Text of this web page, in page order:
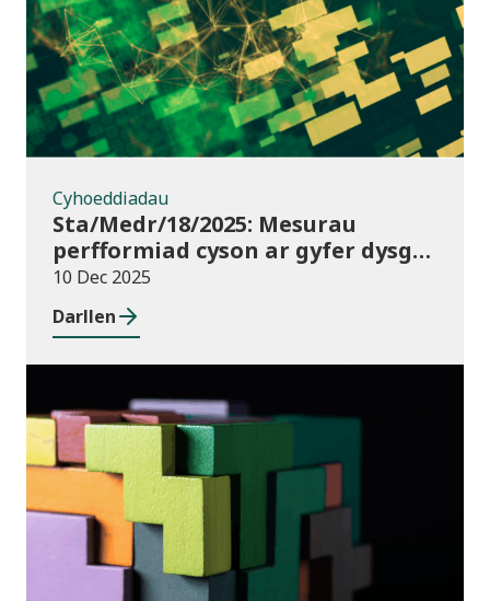
Cyhoeddiadau
Sta/Medr/18/2025: Mesurau
perfformiad cyson ar gyfer dysgu
ôl-16: Cyrchfannau dysgwyr, Awst
2021 i Orffennaf 2023
10 Dec 2025
Darllen
Cyhoeddiadau